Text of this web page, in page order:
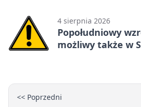
4 sierpnia 2026
Popołudniowy
możliwy także w
<< Poprzedni